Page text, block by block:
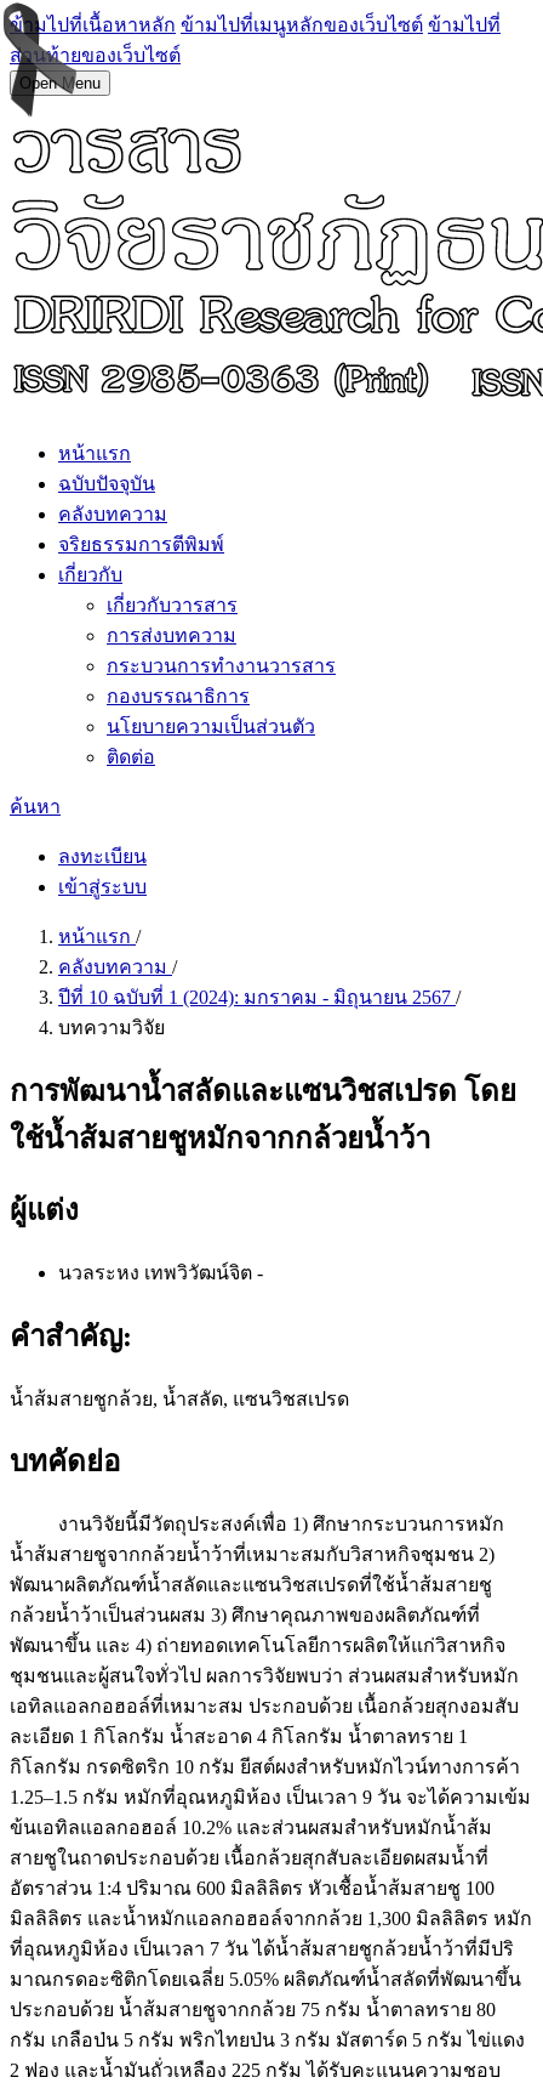
ข้ามไปที่เนื้อหาหลัก ข้ามไปที่เมนูหลักของเว็บไซต์ ข้ามไปที่
ส่วนท้ายของเว็บไซต์
Open Menu
หน้าแรก
ฉบับปัจจุบัน
คลังบทความ
จริยธรรมการตีพิมพ์
เกี่ยวกับ
เกี่ยวกับวารสาร
การส่งบทความ
กระบวนการทำงานวารสาร
กองบรรณาธิการ
นโยบายความเป็นส่วนตัว
ติดต่อ
ค้นหา
ลงทะเบียน
เข้าสู่ระบบ
หน้าแรก /
คลังบทความ /
ปีที่ 10 ฉบับที่ 1 (2024): มกราคม - มิถุนายน 2567 /
บทความวิจัย
การพัฒนาน้ำสลัดและแซนวิชสเปรด โดย
ใช้น้ำส้มสายชูหมักจากกล้วยน้ำว้า
ผู้แต่ง
นวลระหง เทพวิวัฒน์จิต -
คำสำคัญ:
น้ำส้มสายชูกล้วย, น้ำสลัด, แซนวิชสเปรด
บทคัดย่อ
งานวิจัยนี้มีวัตถุประสงค์เพื่อ 1) ศึกษากระบวนการหมัก
น้ำส้มสายชูจากกล้วยน้ำว้าที่เหมาะสมกับวิสาหกิจชุมชน 2)
พัฒนาผลิตภัณฑ์น้ำสลัดและแซนวิชสเปรดที่ใช้น้ำส้มสายชู
กล้วยน้ำว้าเป็นส่วนผสม 3) ศึกษาคุณภาพของผลิตภัณฑ์ที่
พัฒนาขึ้น และ 4) ถ่ายทอดเทคโนโลยีการผลิตให้แก่วิสาหกิจ
ชุมชนและผู้สนใจทั่วไป ผลการวิจัยพบว่า ส่วนผสมสำหรับหมัก
เอทิลแอลกอฮอล์ที่เหมาะสม ประกอบด้วย เนื้อกล้วยสุกงอมสับ
ละเอียด 1 กิโลกรัม น้ำสะอาด 4 กิโลกรัม น้ำตาลทราย 1
กิโลกรัม กรดซิตริก 10 กรัม ยีสต์ผงสำหรับหมักไวน์ทางการค้า
1.25–1.5 กรัม หมักที่อุณหภูมิห้อง เป็นเวลา 9 วัน จะได้ความเข้ม
ข้นเอทิลแอลกอฮอล์ 10.2% และส่วนผสมสำหรับหมักน้ำส้ม
สายชูในถาดประกอบด้วย เนื้อกล้วยสุกสับละเอียดผสมน้ำที่
อัตราส่วน 1:4 ปริมาณ 600 มิลลิลิตร หัวเชื้อน้ำส้มสายชู 100
มิลลิลิตร และน้ำหมักแอลกอฮอล์จากกล้วย 1,300 มิลลิลิตร หมัก
ที่อุณหภูมิห้อง เป็นเวลา 7 วัน ได้น้ำส้มสายชูกล้วยน้ำว้าที่มีปริ
มาณกรดอะซิติกโดยเฉลี่ย 5.05% ผลิตภัณฑ์น้ำสลัดที่พัฒนาขึ้น
ประกอบด้วย น้ำส้มสายชูจากกล้วย 75 กรัม น้ำตาลทราย 80
กรัม เกลือป่น 5 กรัม พริกไทยป่น 3 กรัม มัสตาร์ด 5 กรัม ไข่แดง
2 ฟอง และน้ำมันถั่วเหลือง 225 กรัม ได้รับคะแนนความชอบ